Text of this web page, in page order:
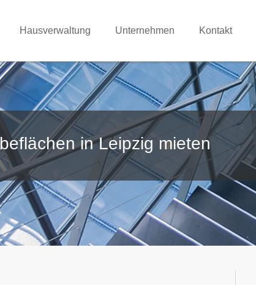
Hausverwaltung Unternehmen Kontakt
in Leipzig mieten